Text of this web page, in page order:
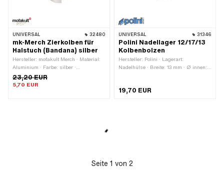
UNIVERSAL 32480
mk-Merch Zierkolben für
Halstuch (Bandana) silber
Hersteller: mofakult Merch · Material:
Aluminium · Farbe: silber ·
Gesamtlänge: 30 mm · Breite: 24.6
mm
23,20 EUR
5,70 EUR
UNIVERSAL 31346
Polini Nadellager 12/17/13
Kolbenbolzen
Hersteller: Polini · Lagerart:
Nadelhülse · Breite: 13 mm · Ø innen:
19,70 EUR
Seite 1 von 2